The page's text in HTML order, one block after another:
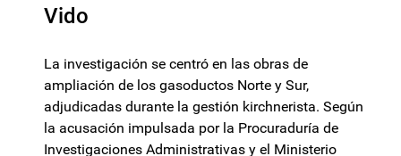
Vido
La investigación se centró en las obras de
ampliación de los gasoductos Norte y Sur,
adjudicadas durante la gestión kirchnerista. Según
la acusación impulsada por la Procuraduría de
Investigaciones Administrativas y el Ministerio